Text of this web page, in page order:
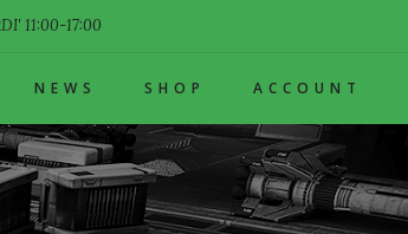
11:00-17:00
NEWS SHOP ACCOUNT